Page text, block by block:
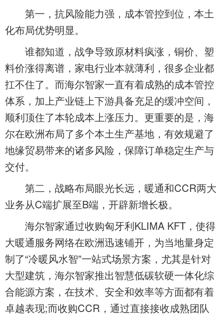
第一，抗风险能力强，成本管控到位，本土
化布局优势明显。
谁都知道，战争导致原材料疯涨，铜价、塑
料价涨得离谱，家电行业本就薄利，很多企业都
扛不住了。而海尔智家一直有着成熟的成本管控
体系，加上产业链上下游具备充足的缓冲空间，
顺利顶住了本轮成本上涨压力。更重要的是，海
尔在欧洲布局了多个本土生产基地，有效规避了
地缘贸易带来的诸多风险，保障订单稳定生产与
交付。
第二，战略布局眼光长远，暖通和CCR两大
业务从C端扩展至B端，开辟新增长极。
海尔智家通过收购匈牙利KLIMA KFT，使得
大暖通服务网络在欧洲迅速铺开，为当地量身定
制了“冷暖风水智”一站式场景方案，尤其是针对
大型建筑，海尔智家推出智慧低碳软硬一体化综
合能源方案，在技术、安全和效率等方面都有着
卓越表现;而收购CCR，通过直接接收成熟团队